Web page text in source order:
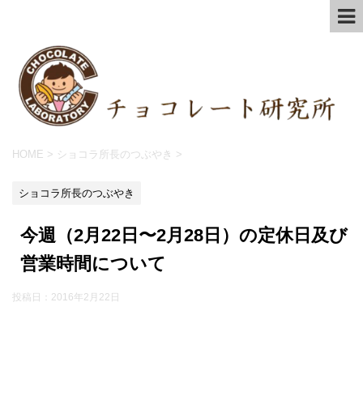
HOME > ショコラ所長のつぶやき >
ショコラ所長のつぶやき
今週（2月22日〜2月28日）の定休日及び
営業時間について
投稿日： 2016年2月22日